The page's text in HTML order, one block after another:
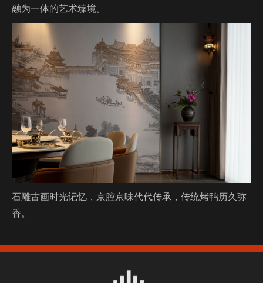
融为一体的艺术臻境。
石雕古画时光记忆，京腔京味代代传承，传统烤鸭历久弥
香。